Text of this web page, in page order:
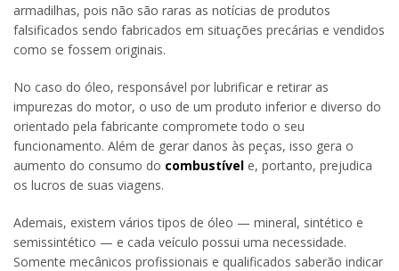
armadilhas, pois não são raras as notícias de produtos
falsificados sendo fabricados em situações precárias e vendidos
como se fossem originais.
No caso do óleo, responsável por lubrificar e retirar as
impurezas do motor, o uso de um produto inferior e diverso do
orientado pela fabricante compromete todo o seu
funcionamento. Além de gerar danos às peças, isso gera o
aumento do consumo do combustível e, portanto, prejudica
os lucros de suas viagens.
Ademais, existem vários tipos de óleo — mineral, sintético e
semissintético — e cada veículo possui uma necessidade.
Somente mecânicos profissionais e qualificados saberão indicar